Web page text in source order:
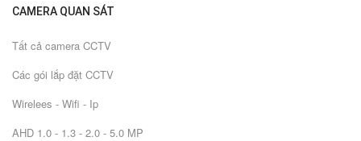
CAMERA QUAN SÁT
Tất cả camera CCTV
Các gói lắp đặt CCTV
Wirelees - Wifi - Ip
AHD 1.0 - 1.3 - 2.0 - 5.0 MP